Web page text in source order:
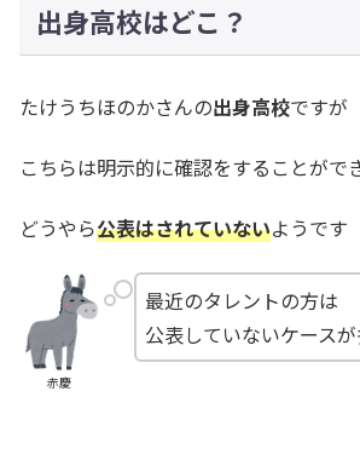
出身高校はどこ？
たけうちほのかさんの出身高校ですが
こちらは明示的に確認をすることがで
どうやら公表はされていないようです
赤慶
最近のタレントの方は
公表していないケース